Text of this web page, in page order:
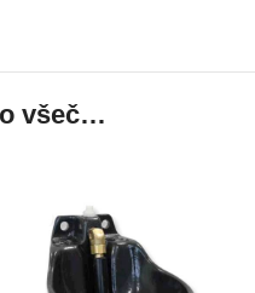
všeč…